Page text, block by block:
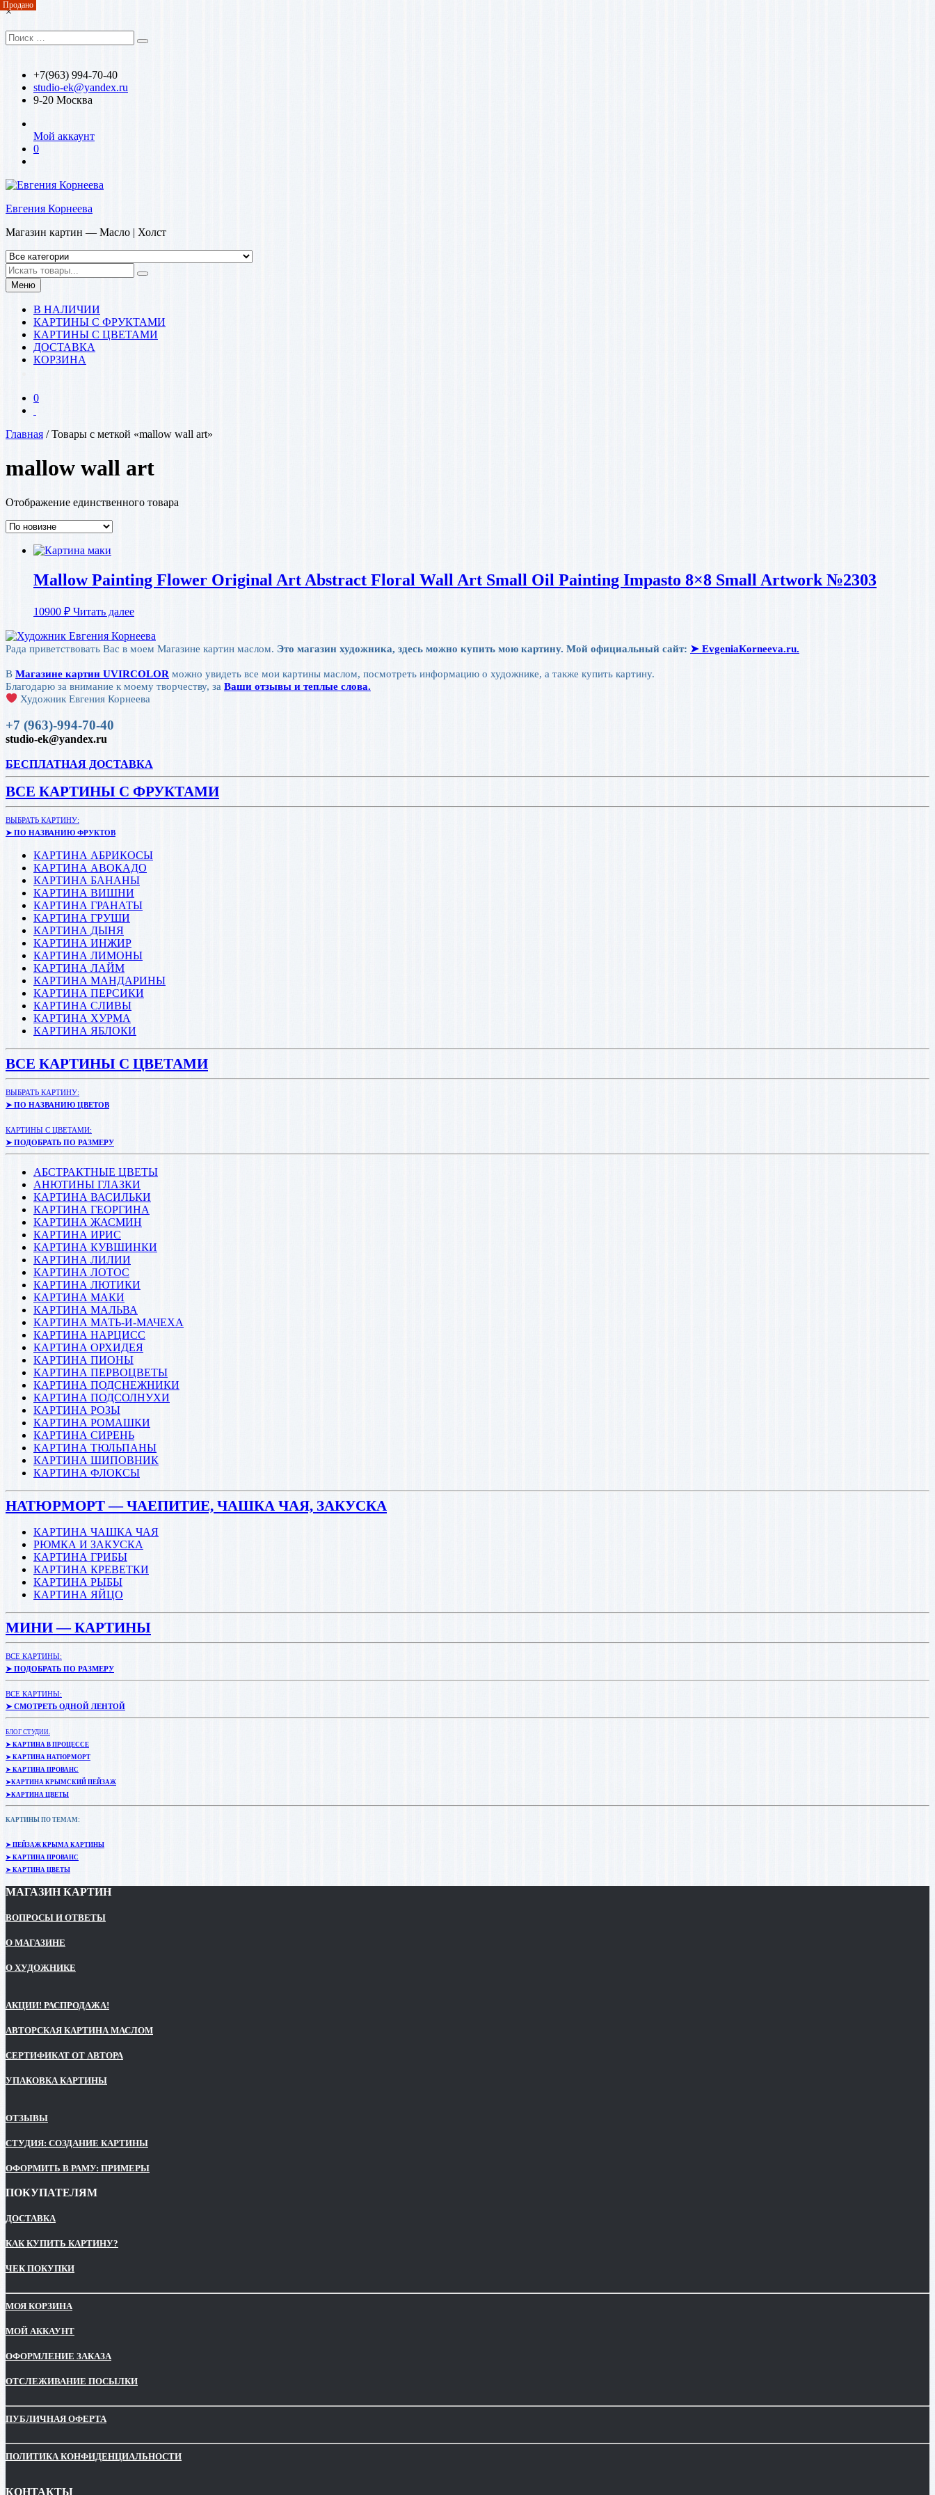
Перейти
содержимому
×
Искать:
Поиск
+7(963) 994-70-40
studio-ek@yandex.ru
9-20 Москва
Мой аккаунт
0
Евгения Корнеева
Магазин картин — Масло | Холст
Искать
Меню
В НАЛИЧИИ
КАРТИНЫ С ФРУКТАМИ
КАРТИНЫ С ЦВЕТАМИ
ДОСТАВКА
КОРЗИНА
0
Главная / Товары с меткой «mallow wall art»
mallow wall art
Отображение единственного товара
Продано
Mallow Painting Flower Original Art Abstract Floral Wall Art Small Oil Painting Impasto 8×8 Small Artwork №2303
10900 ₽ Читать далее
Рада приветствовать Вас в моем Магазине картин маслом. Это магазин художника, здесь можно купить мою картину. Мой официальный сайт: ➤ ЕvgeniaКorneeva.ru.
В Магазине картин UVIRCOLOR можно увидеть все мои картины маслом, посмотреть информацию о художнике, а также купить картину.
Благодарю за внимание к моему творчеству, за Ваши отзывы и теплые слова.
Художник Евгения Корнеева
+7 (963)-994-70-40
studio-ek@yandex.ru
БЕСПЛАТНАЯ ДОСТАВКА
ВСЕ КАРТИНЫ С ФРУКТАМИ
ВЫБРАТЬ КАРТИНУ:
➤ ПО НАЗВАНИЮ ФРУКТОВ
КАРТИНА АБРИКОСЫ
КАРТИНА АВОКАДО
КАРТИНА БАНАНЫ
КАРТИНА ВИШНИ
КАРТИНА ГРАНАТЫ
КАРТИНА ГРУШИ
КАРТИНА ДЫНЯ
КАРТИНА ИНЖИР
КАРТИНА ЛИМОНЫ
КАРТИНА ЛАЙМ
КАРТИНА МАНДАРИНЫ
КАРТИНА ПЕРСИКИ
КАРТИНА СЛИВЫ
КАРТИНА ХУРМА
КАРТИНА ЯБЛОКИ
ВСЕ КАРТИНЫ С ЦВЕТАМИ
ВЫБРАТЬ КАРТИНУ:
➤ ПО НАЗВАНИЮ ЦВЕТОВ
КАРТИНЫ С ЦВЕТАМИ:
➤ ПОДОБРАТЬ ПО РАЗМЕРУ
АБСТРАКТНЫЕ ЦВЕТЫ
АНЮТИНЫ ГЛАЗКИ
КАРТИНА ВАСИЛЬКИ
КАРТИНА ГЕОРГИНА
КАРТИНА ЖАСМИН
КАРТИНА ИРИС
КАРТИНА КУВШИНКИ
КАРТИНА ЛИЛИИ
КАРТИНА ЛОТОС
КАРТИНА ЛЮТИКИ
КАРТИНА МАКИ
КАРТИНА МАЛЬВА
КАРТИНА МАТЬ-И-МАЧЕХА
КАРТИНА НАРЦИСС
КАРТИНА ОРХИДЕЯ
КАРТИНА ПИОНЫ
КАРТИНА ПЕРВОЦВЕТЫ
КАРТИНА ПОДСНЕЖНИКИ
КАРТИНА ПОДСОЛНУХИ
КАРТИНА РОЗЫ
КАРТИНА РОМАШКИ
КАРТИНА СИРЕНЬ
КАРТИНА ТЮЛЬПАНЫ
КАРТИНА ШИПОВНИК
КАРТИНА ФЛОКСЫ
НАТЮРМОРТ — ЧАЕПИТИЕ, ЧАШКА ЧАЯ, ЗАКУСКА
КАРТИНА ЧАШКА ЧАЯ
РЮМКА И ЗАКУСКА
КАРТИНА ГРИБЫ
КАРТИНА КРЕВЕТКИ
КАРТИНА РЫБЫ
КАРТИНА ЯЙЦО
МИНИ — КАРТИНЫ
ВСЕ КАРТИНЫ:
➤ ПОДОБРАТЬ ПО РАЗМЕРУ
ВСЕ КАРТИНЫ:
➤ СМОТРЕТЬ ОДНОЙ ЛЕНТОЙ
БЛОГ СТУДИИ.
➤ КАРТИНА В ПРОЦЕССЕ
➤ КАРТИНА НАТЮРМОРТ
➤ КАРТИНА ПРОВАНС
➤КАРТИНА КРЫМСКИЙ ПЕЙЗАЖ
➤КАРТИНА ЦВЕТЫ
КАРТИНЫ ПО ТЕМАМ:
➤ ПЕЙЗАЖ КРЫМА КАРТИНЫ
➤ КАРТИНА ПРОВАНС
➤ КАРТИНА ЦВЕТЫ
МАГАЗИН КАРТИН
ВОПРОСЫ И ОТВЕТЫ
О МАГАЗИНЕ
О ХУДОЖНИКЕ
АКЦИИ! РАСПРОДАЖА!
АВТОРСКАЯ КАРТИНА МАСЛОМ
СЕРТИФИКАТ ОТ АВТОРА
УПАКОВКА КАРТИНЫ
ОТЗЫВЫ
СТУДИЯ: СОЗДАНИЕ КАРТИНЫ
ОФОРМИТЬ В РАМУ: ПРИМЕРЫ
ПОКУПАТЕЛЯМ
ДОСТАВКА
КАК КУПИТЬ КАРТИНУ?
ЧЕК ПОКУПКИ
МОЯ КОРЗИНА
МОЙ АККАУНТ
ОФОРМЛЕНИЕ ЗАКАЗА
ОТСЛЕЖИВАНИЕ ПОСЫЛКИ
ПУБЛИЧНАЯ ОФЕРТА
ПОЛИТИКА КОНФИДЕНЦИАЛЬНОСТИ
КОНТАКТЫ